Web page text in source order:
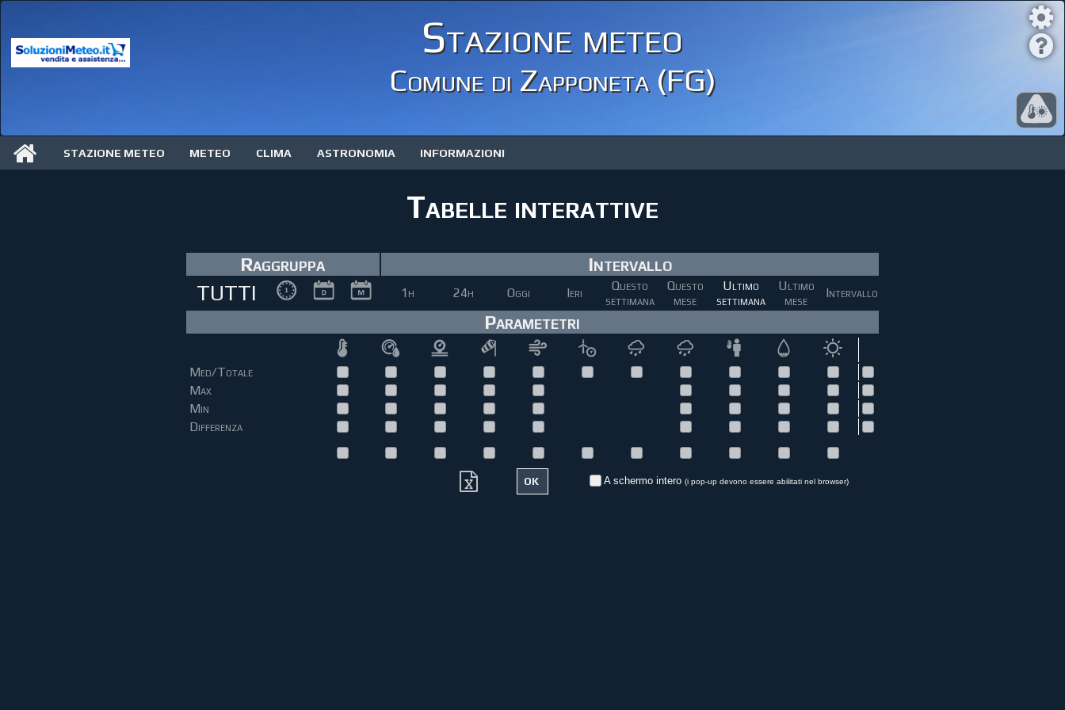
Stazione meteo
Comune di Zapponeta (FG)
STAZIONE METEO METEO CLIMA ASTRONOMIA INFORMAZIONI
Tabelle interattive
Raggruppa Intervallo
TUTTI 1h 24h Oggi Ieri
Questo
settimana
Questo
mese
Ultimo
settimana
Ultimo
mese
Intervallo
Parametetri
Med/Totale
Max
Min
Differenza
A schermo intero (i pop-up devono essere abilitati nel browser)